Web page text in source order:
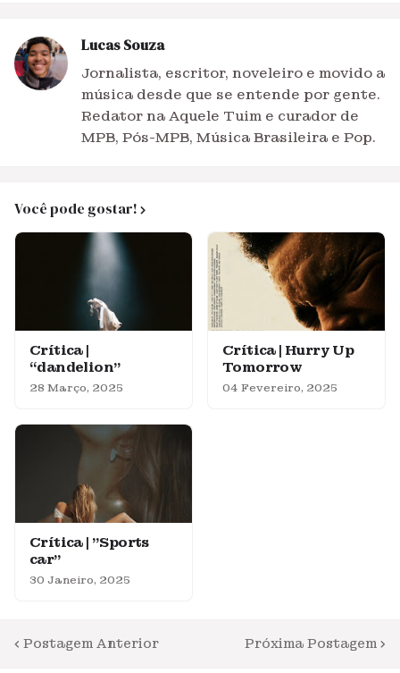
Lucas Souza
Jornalista, escritor, noveleiro e movido a
música desde que se entende por gente.
Redator na Aquele Tuim e curador de
MPB, Pós-MPB, Música Brasileira e Pop.
Você pode gostar!
Crítica |
“dandelion”
28 Março, 2025
Crítica | Hurry Up
Tomorrow
04 Fevereiro, 2025
Crítica | "Sports
car"
30 Janeiro, 2025
Postagem Anterior Próxima Postagem